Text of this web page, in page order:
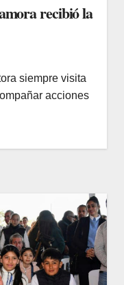
recibió la
siempre visita
acciones